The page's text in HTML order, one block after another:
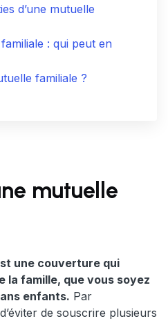
d’une mutuelle
: qui peut en
familiale ?
mutuelle
une couverture qui
la famille, que vous soyez
enfants. Par
de souscrire plusieurs